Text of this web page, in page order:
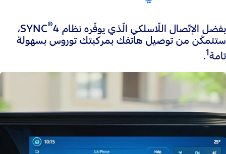
بفضل الإتّصال اللّاسلكي الّذي يوفّره نظام SYNC ®
4،
ستتمكّن من توصيل هاتفك بمركبتك توروس بسهولة
تامة1
.